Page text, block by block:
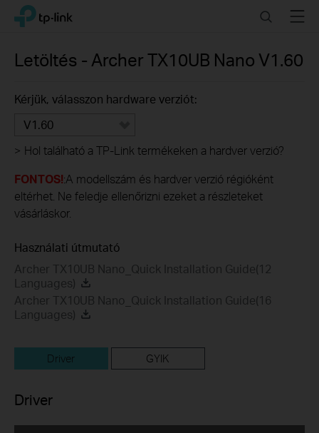
Click
navigation
TP-Link, Reliably Smart SearchMenu
Letöltés - Archer TX10UB Nano V1.60
Kérjük, válasszon hardware verziót:
V1.60
> Hol található a TP-Link termékeken a hardver verzió?
FONTOS!:A modellszám és hardver verzió régióként
eltérhet. Ne feledje ellenőrizni ezeket a részleteket
vásárláskor.
Használati útmutató
Archer TX10UB Nano_Quick Installation Guide(12
Languages)
Archer TX10UB Nano_Quick Installation Guide(16
Languages)
Driver GYIK
Driver